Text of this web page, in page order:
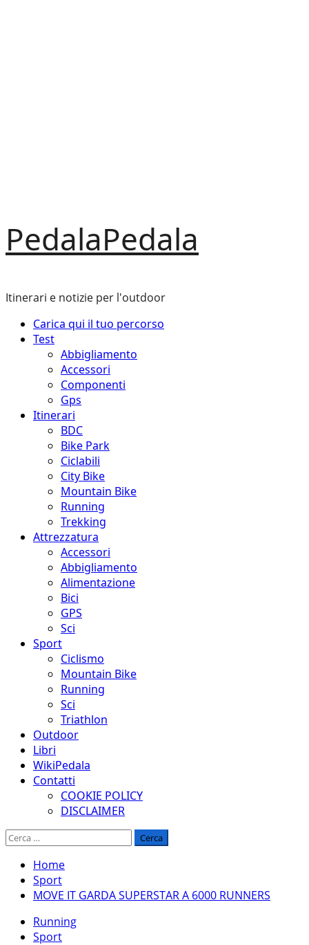
PedalaPedala
Itinerari e notizie per l'outdoor
Menu
principale
Carica qui il tuo percorso
Test
Abbigliamento
Accessori
Componenti
Gps
Itinerari
BDC
Bike Park
Ciclabili
City Bike
Mountain Bike
Running
Trekking
Attrezzatura
Accessori
Abbigliamento
Alimentazione
Bici
GPS
Sci
Sport
Ciclismo
Mountain Bike
Running
Sci
Triathlon
Outdoor
Libri
WikiPedala
Contatti
COOKIE POLICY
DISCLAIMER
Ricerca
Home
Sport
MOVE IT GARDA SUPERSTAR A 6000 RUNNERS
Running
Sport